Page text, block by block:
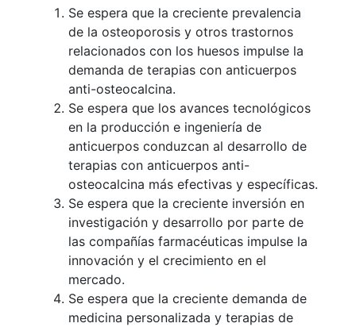
Se espera que la creciente prevalencia
de la osteoporosis y otros trastornos
relacionados con los huesos impulse la
demanda de terapias con anticuerpos
anti-osteocalcina.
Se espera que los avances tecnológicos
en la producción e ingeniería de
anticuerpos conduzcan al desarrollo de
terapias con anticuerpos anti-
osteocalcina más efectivas y específicas.
Se espera que la creciente inversión en
investigación y desarrollo por parte de
las compañías farmacéuticas impulse la
innovación y el crecimiento en el
mercado.
Se espera que la creciente demanda de
medicina personalizada y terapias de